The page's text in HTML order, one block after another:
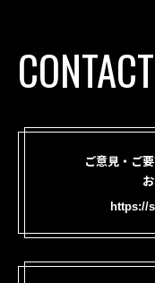
CONTACT
ご意見・ご
https://